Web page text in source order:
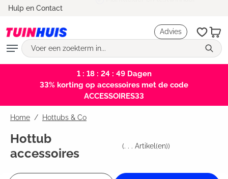
Hulp en Contact
Advies
1 : 18 : 24 : 48Dagen
33% korting op accessoires met de code
ACCESSOIRES33
Home Hottubs & Co
Hottub
accessoires
(. . . Artikel(en))